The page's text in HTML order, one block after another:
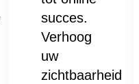
succes.
Verhoog
uw
zichtbaarheid